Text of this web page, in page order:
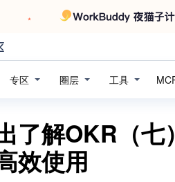
专区 圈层 工具
了解OKR（
效使用